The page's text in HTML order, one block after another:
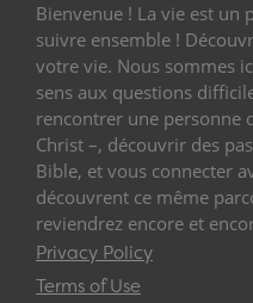
Bienvenue ! La vie est un
suivre ensemble !
votre vie. Nous sommes
sens aux questions
rencontrer une personne
Christ –, découvrir des
Bible, et vous connecter
découvrent ce même
reviendrez encore et
Privacy Policy
Terms of Use